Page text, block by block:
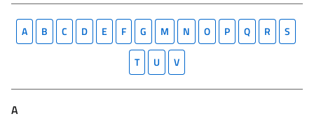
A B C D E F G M N O P Q R S
T U V
A